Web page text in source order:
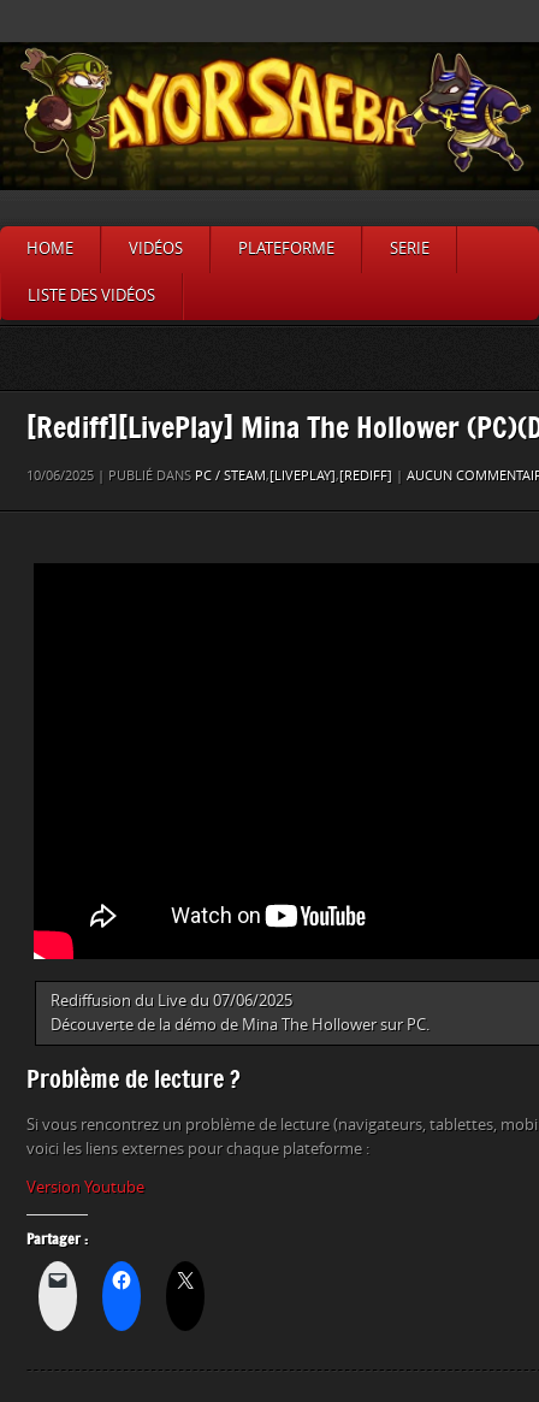
HOME VIDÉOS PLATEFORME SERIE
LISTE DES VIDÉOS
[Rediff][LivePlay] Mina The Hollower
10/06/2025 | PUBLIÉ DANS PC / STEAM,[LIVEPLAY],[REDIFF] AUCUN
Rediffusion du Live du 07/06/2025
Découverte de la démo de Mina The Hollower sur PC.
Problème de lecture ?
Si vous rencontrez un problème de lecture (navigateurs, tablettes,
voici les liens externes pour chaque plateforme :
Version Youtube
Partager :